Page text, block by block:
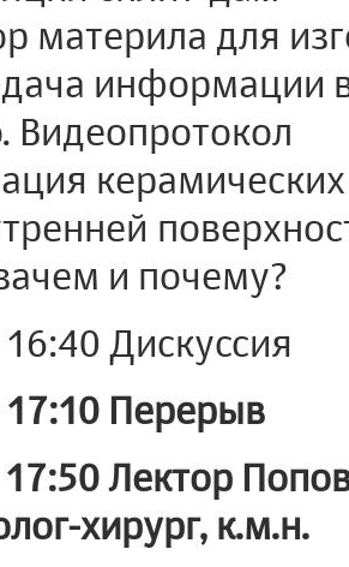
материла для
информации
Видеопротокол
и почему?
Дискуссия
Перерыв
Лектор
хирург, к.м.н.